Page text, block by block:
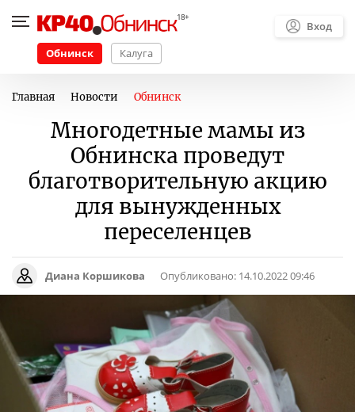
Обнинск Калуга
Вход
Главная Новости Обнинск
Многодетные мамы из
Обнинска проведут
благотворительную акцию
для вынужденных
переселенцев
Диана Коршикова Опубликовано: 14.10.2022 09:46